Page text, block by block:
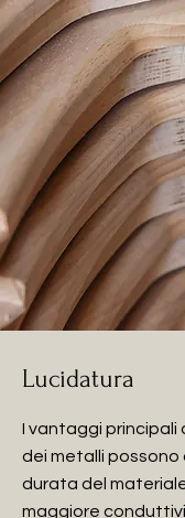
Lucidatura
I vantaggi principali
dei metalli possono
durata del
maggiore